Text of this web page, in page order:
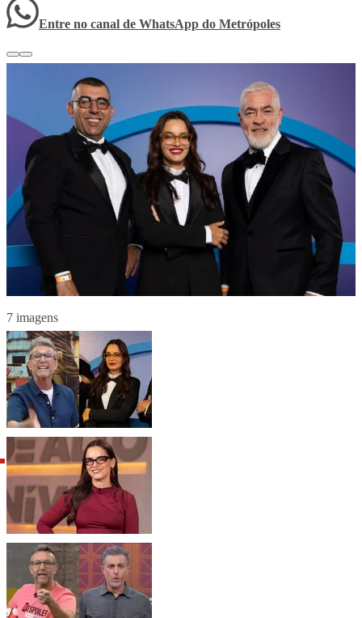
Entre no canal de WhatsApp do Metrópoles
7 imagens